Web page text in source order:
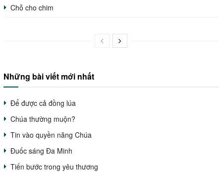
Chỗ cho chim
Những bài viết mới nhất
Để được cả đồng lúa
Chúa thường muộn?
Tin vào quyền năng Chúa
Đuốc sáng Đa Minh
Tiến bước trong yêu thương